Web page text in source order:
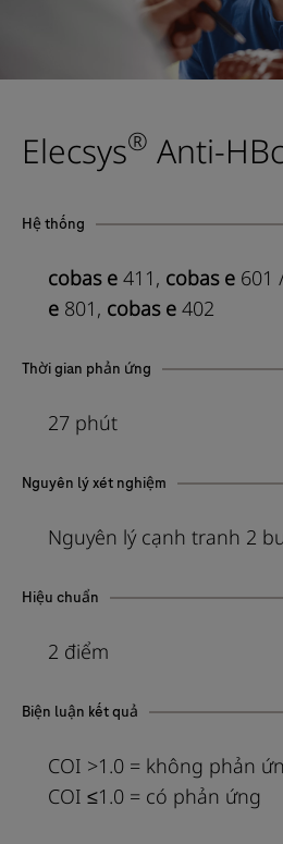
Elecsys® Anti-
Hệ thống
cobas e 411, cobas e 601
e 801, cobas e 402
Thời gian phản ứng
27 phút
Nguyên lý xét nghiệm
Nguyên lý cạnh tranh 2
Hiệu chuẩn
2 điểm
Biện luận kết quả
COI >1.0 = không phản
COI ≤1.0 = có phản ứng